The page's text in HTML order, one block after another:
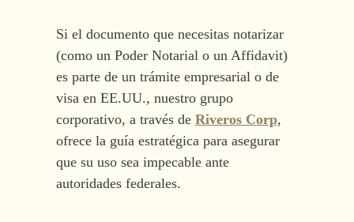
Si el documento que necesitas notarizar
(como un Poder Notarial o un Affidavit)
es parte de un trámite empresarial o de
visa en EE.UU., nuestro grupo
corporativo, a través de Riveros Corp,
ofrece la guía estratégica para asegurar
que su uso sea impecable ante
autoridades federales.